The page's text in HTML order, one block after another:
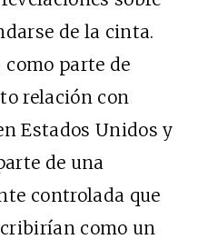
de la cinta.
como parte de
relación con
Estados Unidos y
de una
controlada que
como un